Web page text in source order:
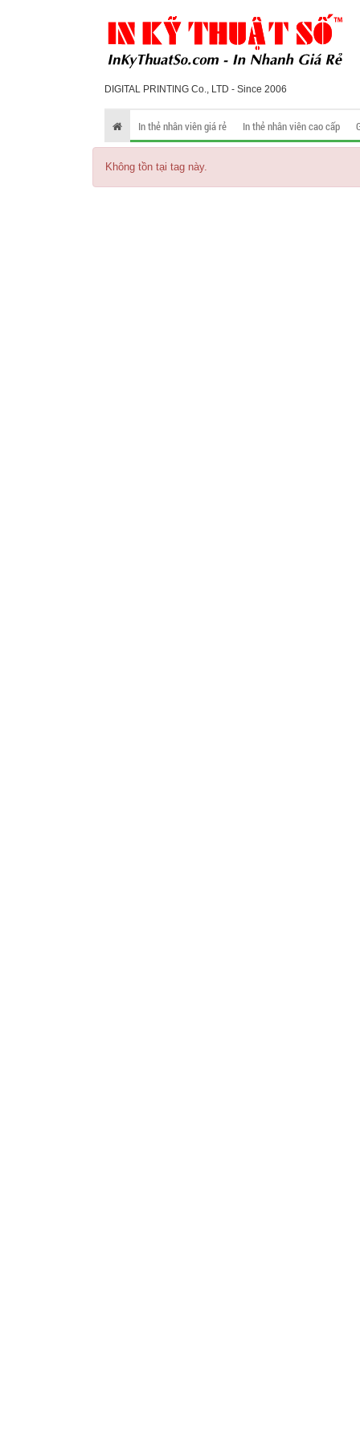
DIGITAL PRINTING Co., LTD - Since 2006
In thẻ nhân viên giá rẻ In thẻ nhân viên cao cấp
Không tồn tại tag này.